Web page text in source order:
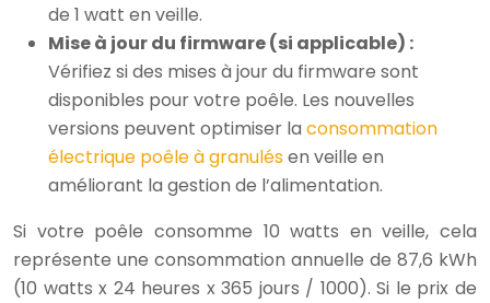
de 1 watt en veille.
Mise à jour du firmware (si applicable) :
Vérifiez si des mises à jour du firmware sont
disponibles pour votre poêle. Les nouvelles
versions peuvent optimiser la consommation
électrique poêle à granulésen veille en
améliorant la gestion de l’alimentation.
Si votre poêle consomme 10 watts en veille, cela
représente une consommation annuelle de 87,6 kWh
(10 watts x 24 heures x 365 jours / 1000). Si le prix de